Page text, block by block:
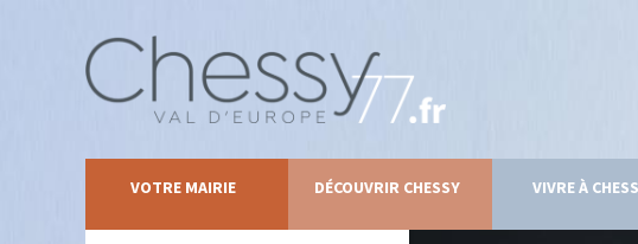
VOTRE MAIRIE DÉCOUVRIR CHESSY VIVRE À